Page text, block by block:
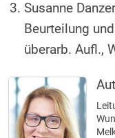
Susanne
Beurteilung
überarb. Aufl.,